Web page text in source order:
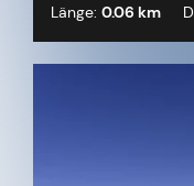
Länge: 0.06 km